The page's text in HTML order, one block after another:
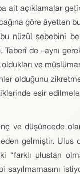
ait açıklamalar
göre âyetten
nüzûl sebebini
de –aynı
ve
olduğunu
esir
ve düşüncede
gelmiştir. Ulus
ulustan
sayılmamasını